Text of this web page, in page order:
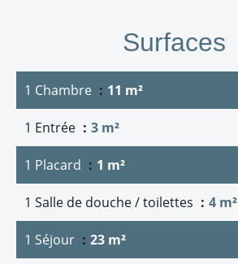
Surfaces
1 Chambre 11 m²
1 Entrée 3 m²
1 Placard 1 m²
1 Salle de douche / toilettes 4 m²
1 Séjour 23 m²